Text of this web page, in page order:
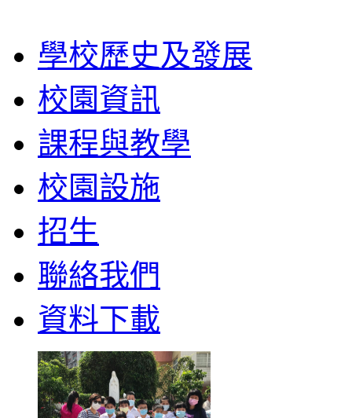
學校歷史及發展
校園資訊
課程與教學
校園設施
招生
聯絡我們
資料下載